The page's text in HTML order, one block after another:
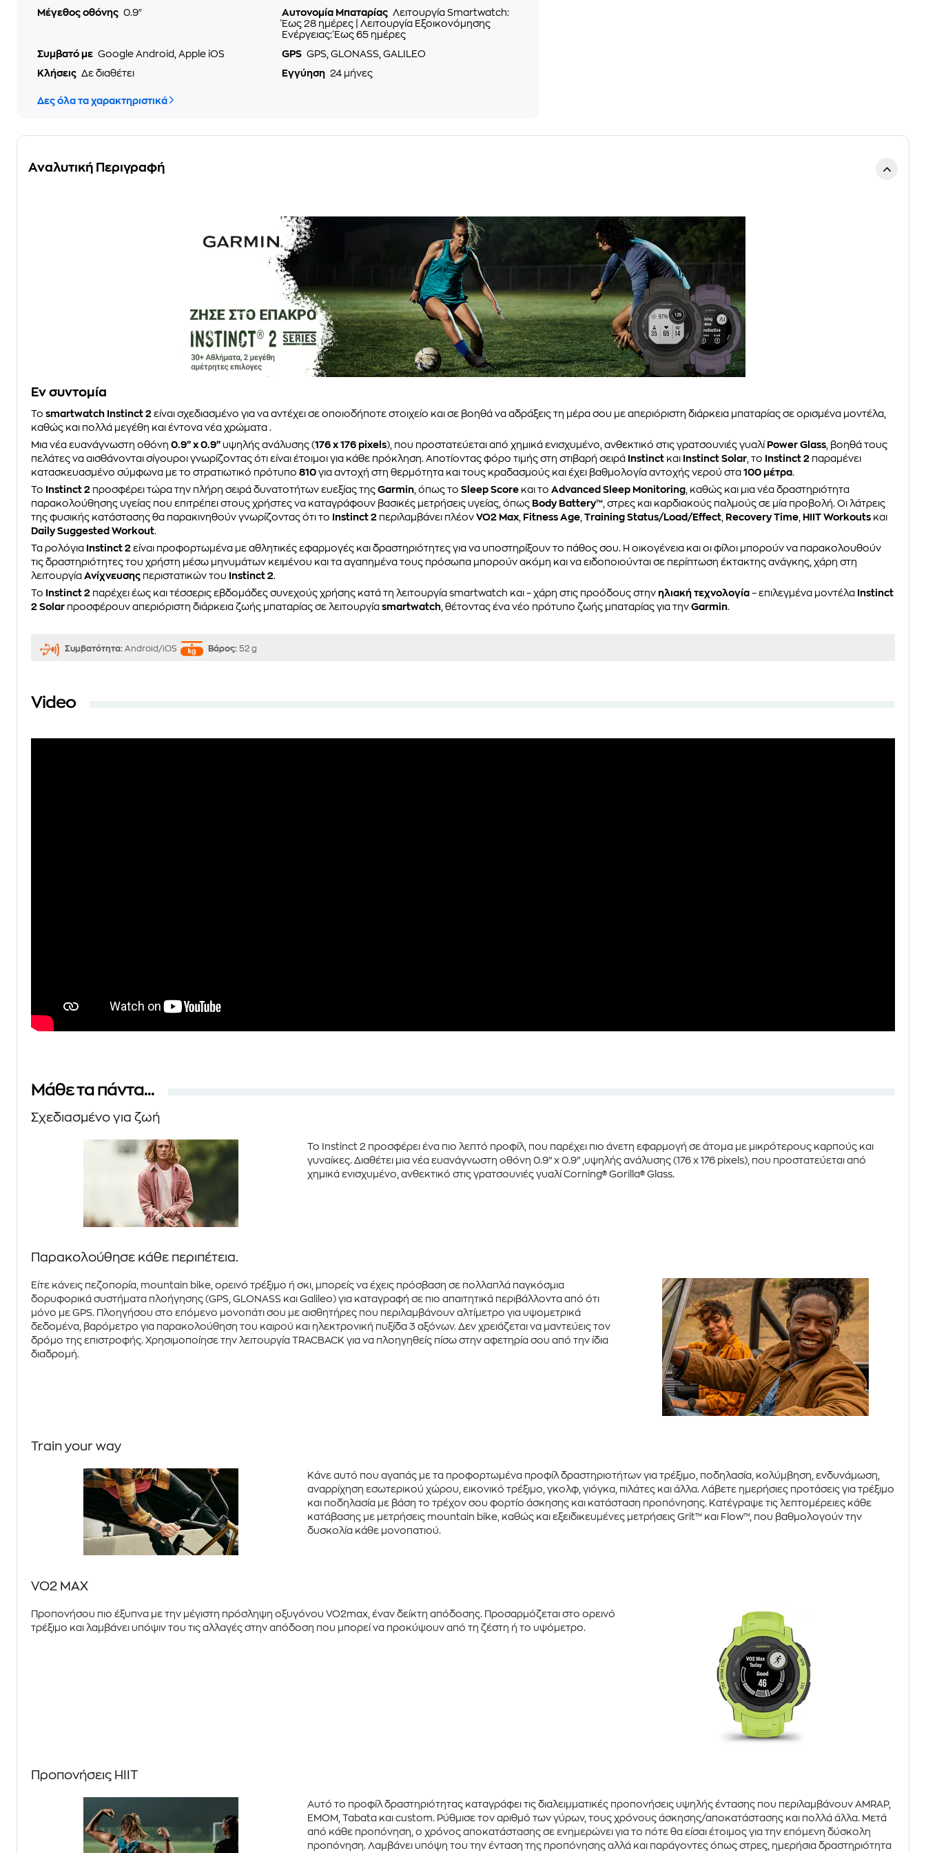
Μέγεθος οθόνης 0.9" Αυτονομία Μπαταρίας Λειτουργία Smartwatch:
Έως 28 ημέρες | Λειτουργία Εξοικονόμησης
Ενέργειας: Έως 65 ημέρες
Συμβατό με Google Android, Apple iOS GPS GPS, GLONASS, GALILEO
Κλήσεις Δε διαθέτει Εγγύηση 24 μήνες
Δες όλα τα χαρακτηριστικά
Αναλυτική Περιγραφή
Eν συντομία
Το smartwatch Instinct 2 είναι σχεδιασμένο για να αντέχει σε οποιοδήποτε στοιχείο και σε βοηθά να αδράξεις τη μέρα σου με απεριόριστη διάρκεια μπαταρίας σε ορισμένα μοντέλα,
καθώς και πολλά μεγέθη και έντονα νέα χρώματα .
Μια νέα ευανάγνωστη οθόνη 0.9” x 0.9” υψηλής ανάλυσης (176 x 176 pixels), που προστατεύεται από χημικά ενισχυμένο, ανθεκτικό στις γρατσουνιές γυαλί Power Glass , βοηθά τους
πελάτες να αισθάνονται σίγουροι γνωρίζοντας ότι είναι έτοιμοι για κάθε πρόκληση. Αποτίοντας φόρο τιμής στη στιβαρή σειρά Instinct και Instinct Solar , το Instinct 2 παραμένει
κατασκευασμένο σύμφωνα με το στρατιωτικό πρότυπο 810 για αντοχή στη θερμότητα και τους κραδασμούς και έχει βαθμολογία αντοχής νερού στα 100 μέτρα.
Το
Instinct 2 προσφέρει τώρα την πλήρη σειρά δυνατοτήτων ευεξίας της Garmin , όπως το Sleep Score και το Advanced Sleep Monitoring , καθώς και μια νέα δραστηριότητα
παρακολούθησης υγείας που επιτρέπει στους χρήστες να καταγράφουν βασικές μετρήσεις υγείας, όπως Body Battery™ , στρες και καρδιακούς παλμούς σε μία προβολή. Οι λάτρεις
της φυσικής κατάστασης θα παρακινηθούν γνωρίζοντας ότι το
Instinct 2 περιλαμβάνει πλέον VO2 Max Fitness Age Training Status/Load/Effect Recovery Time HIIT Workouts και
Daily Suggested Workout.
Τα ρολόγια Instinct 2 είναι προφορτωμένα με αθλητικές εφαρμογές και δραστηριότητες για να υποστηρίξουν το πάθος σου. Η οικογένεια και οι φίλοι μπορούν να παρακολουθούν
τις δραστηριότητες του χρήστη μέσω μηνυμάτων κειμένου και τα αγαπημένα τους πρόσωπα μπορούν ακόμη και να ειδοποιούνται σε περίπτωση έκτακτης ανάγκης, χάρη στη
λειτουργία Ανίχνευσης περιστατικών του Instinct 2.
Το
Instinct 2 παρέχει έως και τέσσερις εβδομάδες συνεχούς χρήσης κατά τη λειτουργία smartwatch και – χάρη στις προόδους στην ηλιακή τεχνολογία – επιλεγμένα μοντέλα Instinct
2 Solar προσφέρουν απεριόριστη διάρκεια ζωής μπαταρίας σε λειτουργία smartwatch , θέτοντας ένα νέο πρότυπο ζωής μπαταρίας για την Garmin.
Συμβατότητα: Android/iOS Βάρος: 52 g
Video
Μάθε τα πάντα...
Σχεδιασμένο για ζωή
Το Instinct 2 προσφέρει ένα πιο λεπτό προφίλ, που παρέχει πιο άνετη εφαρμογή σε άτομα με μικρότερους καρπούς και
γυναίκες. Διαθέτει μια νέα ευανάγνωστη οθόνη 0.9” x 0.9” ,υψηλής ανάλυσης (176 x 176 pixels), που προστατεύεται από
χημικά ενισχυμένο, ανθεκτικό στις γρατσουνιές γυαλίCorning® Gorilla® Glass.
Παρακολούθησε κάθε περιπέτεια.
Είτε κάνεις πεζοπορία, mountain bike , ορεινό τρέξιμο ή σκι, μπορείς να έχεις πρόσβαση σε πολλαπλά παγκόσμια
δορυφορικά συστήματα πλοήγησης (GPS, GLONASS και Galileo) για καταγραφή σε πιο απαιτητικά περιβάλλοντα από ότι
μόνο με GPS. Πλοηγήσου στο επόμενο μονοπάτι σου με αισθητήρες που περιλαμβάνουν αλτίμετρο για υψομετρικά
δεδομένα, βαρόμετρο για παρακολούθηση του καιρού και ηλεκτρονική πυξίδα 3 αξόνων. Δεν χρειάζεται να μαντεύεις τον
δρόμο της επιστροφής. Χρησιμοποίησε την λειτουργία TRACBACK για να πλοηγηθείς πίσω στην αφετηρία σου από την ίδια
διαδρομή.
Train your way
Κάνε αυτό που αγαπάς με τα προφορτωμένα προφίλ δραστηριοτήτων για τρέξιμο, ποδηλασία, κολύμβηση, ενδυνάμωση,
αναρρίχηση εσωτερικού χώρου, εικονικό τρέξιμο, γκολφ, γιόγκα, πιλάτες και άλλα. Λάβετε ημερήσιες προτάσεις για τρέξιμο
και ποδηλασία με βάση το τρέχον σου φορτίο άσκησης και κατάσταση προπόνησης. Κατέγραψε τις λεπτομέρειες κάθε
κατάβασης με μετρήσεις mountain bike , καθώς και εξειδικευμένες μετρήσειςGrit™ και Flow™, που βαθμολογούν την
δυσκολία κάθε μονοπατιού.
VO2 MAX
Προπονήσου πιο έξυπνα με την μέγιστη πρόσληψη οξυγόνου VO2max , έναν δείκτη απόδοσης. Προσαρμόζεται στο ορεινό
τρέξιμο και λαμβάνει υπόψιν του τις αλλαγές στην απόδοση που μπορεί να προκύψουν από τη ζέστη ή το υψόμετρο.
Προπονήσεις HIIT
Αυτό το προφίλ δραστηριότητας καταγράφει τις διαλειμματικές προπονήσεις υψηλής έντασης που περιλαμβάνουνAMRAP,
EMOM ,Tabata καιcustom. Ρύθμισε τον αριθμό των γύρων, τους χρόνους άσκησης/αποκατάστασης και πολλά άλλα. Μετά
από κάθε προπόνηση, ο χρόνος αποκατάστασης σε ενημερώνει για το πότε θα είσαι έτοιμος για την επόμενη δύσκολη
προπόνηση. Λαμβάνει υπόψη του την ένταση της προπόνησης αλλά και παράγοντες όπως στρες, ημερήσια δραστηριότητα